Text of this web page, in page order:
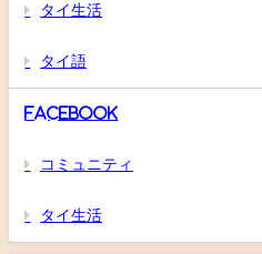
タイ生活
タイ語
Facebook
コミュニティ
タイ生活